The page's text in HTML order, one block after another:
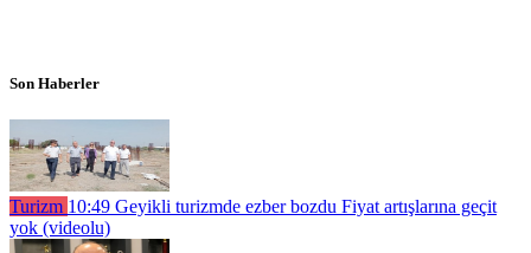
Son Haberler
Turizm 10:49 Geyikli turizmde ezber bozdu Fiyat artışlarına geçit
yok (videolu)